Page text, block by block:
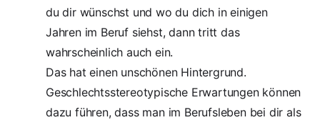
du dir wünschst und wo du dich in einigen
Jahren im Beruf siehst, dann tritt das
wahrscheinlich auch ein.
Das hat einen unschönen Hintergrund.
Geschlechtsstereotypische Erwartungenkönnen
dazu führen, dass man im Berufsleben bei dir als